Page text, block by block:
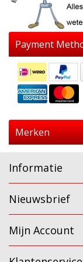
Payment
Merken
Informatie
Nieuwsbrief
Mijn Account